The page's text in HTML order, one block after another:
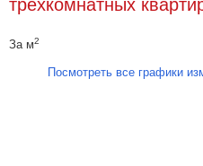
трехкомнатных
За м2
Посмотреть все графики